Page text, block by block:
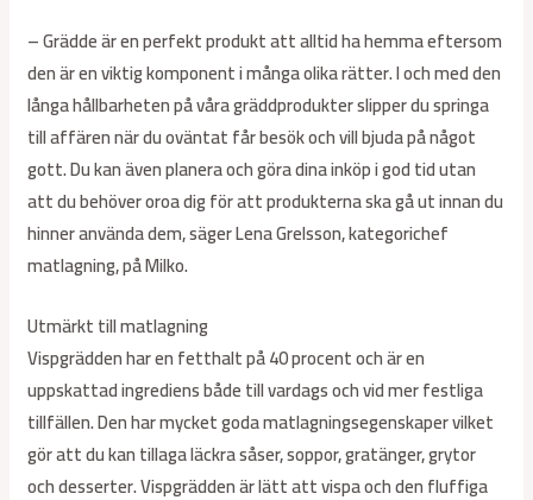
– Grädde är en perfekt produkt att alltid ha hemma eftersom
den är en viktig komponent i många olika rätter. I och med den
långa hållbarheten på våra gräddprodukter slipper du springa
till affären när du oväntat får besök och vill bjuda på något
gott. Du kan även planera och göra dina inköp i god tid utan
att du behöver oroa dig för att produkterna ska gå ut innan du
hinner använda dem, säger Lena Grelsson, kategorichef
matlagning, på Milko.
Utmärkt till matlagning
Vispgrädden har en fetthalt på 40 procent och är en
uppskattad ingrediens både till vardags och vid mer festliga
tillfällen. Den har mycket goda matlagningsegenskaper vilket
gör att du kan tillaga läckra såser, soppor, gratänger, grytor
och desserter. Vispgrädden är lätt att vispa och den fluffiga